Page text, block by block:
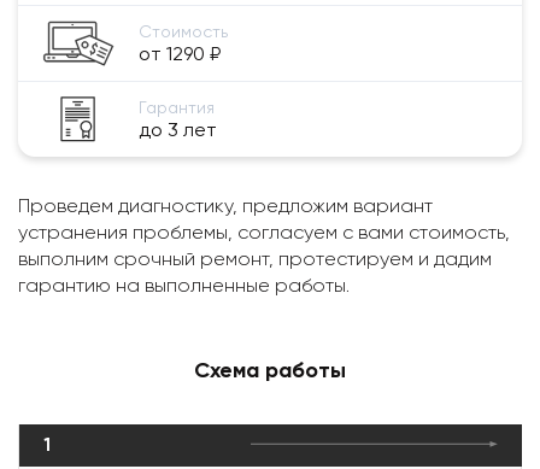
Стоимость
от 1290 ₽
Гарантия
до 3 лет
Проведем диагностику, предложим вариант
устранения проблемы, согласуем с вами стоимость,
выполним срочный ремонт, протестируем и дадим
гарантию на выполненные работы.
Схема работы
1